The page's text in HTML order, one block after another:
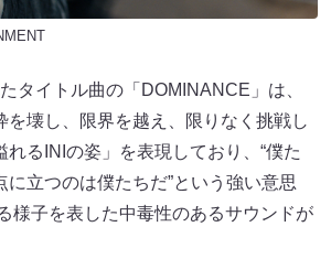
タイトル曲の「DOMINANCE」は、
を壊し、限界を越え、限りなく挑戦し
るINIの姿」を表現しており、“僕た
に立つのは僕たちだ”という強い意思
様子を表した中毒性のあるサウンドが